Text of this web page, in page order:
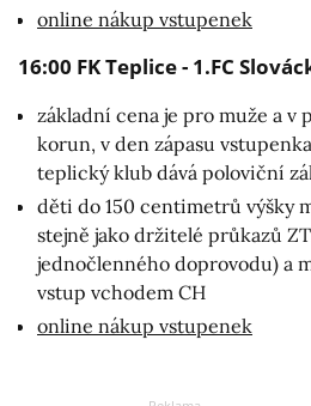
online nákup vstupenek
16:00 FK Teplice - 1.FC
základní cena je pro muže a v
korun, v den zápasu
teplický klub dává poloviční
děti do 150 centimetrů výšky
stejně jako držitelé průkazů
jednočlenného doprovodu) a
vstup vchodem CH
online nákup vstupenek